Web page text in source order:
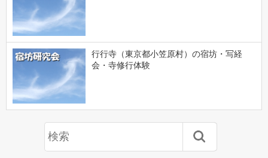
行行寺（東京都小笠原村）の宿坊・写経
会・寺修行体験